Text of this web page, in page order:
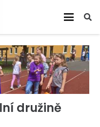
družině